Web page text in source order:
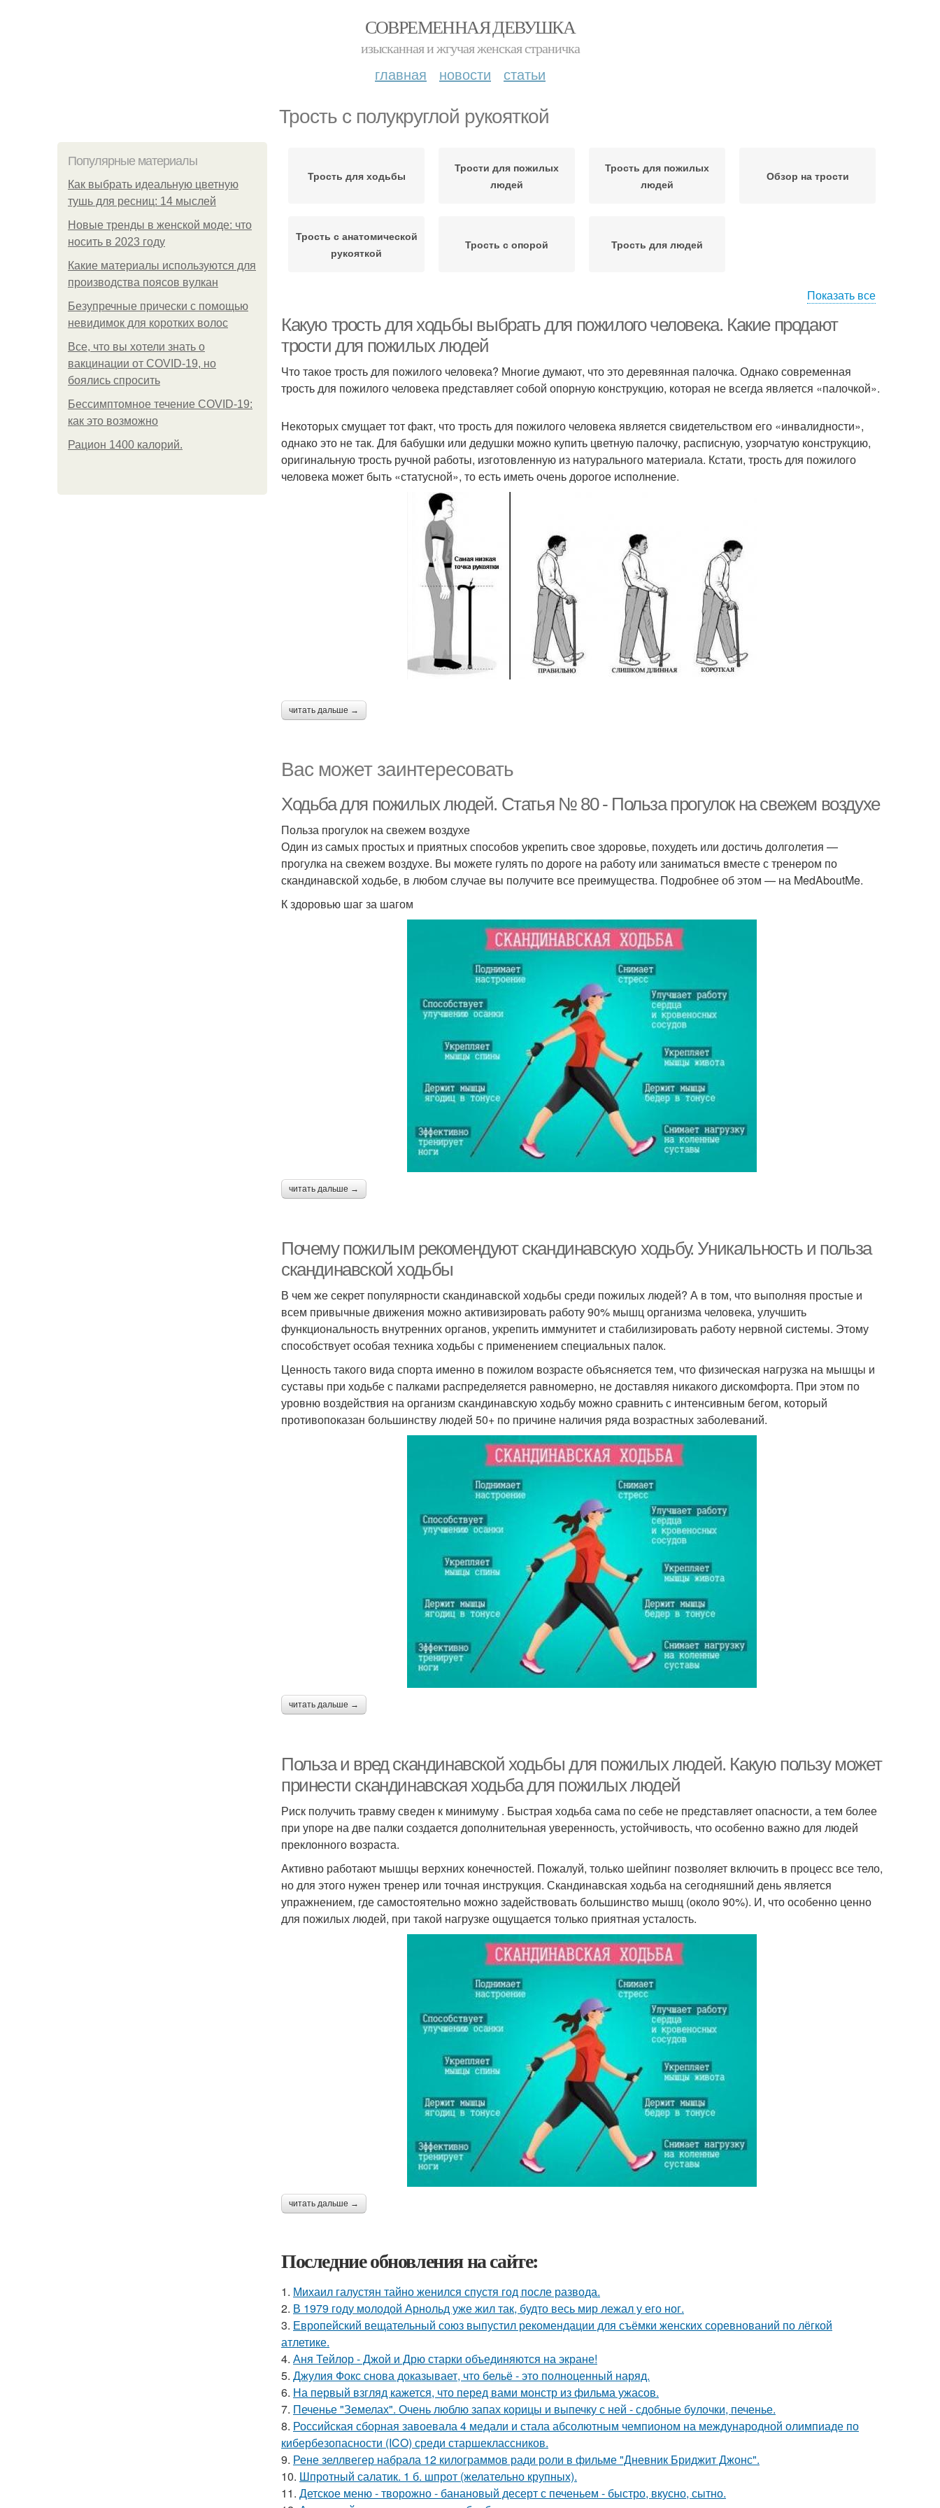
СОВРЕМЕННАЯ ДЕВУШКА
изысканная и жгучая женская страничка
главная новости статьи
Трость с полукруглой рукояткой
Популярные материалы
Как выбрать идеальную цветную
тушь для ресниц: 14 мыслей
Новые тренды в женской моде: что
носить в 2023 году
Какие материалы используются для
производства поясов вулкан
Безупречные прически с помощью
невидимок для коротких волос
Все, что вы хотели знать о
вакцинации от COVID-19, но
боялись спросить
Бессимптомное течение COVID-19:
как это возможно
Рацион 1400 калорий.
Трость для ходьбы
Трости для пожилых
людей
Трость для пожилых
людей
Обзор на трости
Трость с анатомической
рукояткой
Трость с опорой Трость для людей
Показать все
Какую трость для ходьбы выбрать для пожилого человека. Какие продают
трости для пожилых людей
Что такое трость для пожилого человека? Многие думают, что это деревянная палочка. Однако современная
трость для пожилого человека представляет собой опорную конструкцию, которая не всегда является «палочкой».
Некоторых смущает тот факт, что трость для пожилого человека является свидетельством его «инвалидности»,
однако это не так. Для бабушки или дедушки можно купить цветную палочку, расписную, узорчатую конструкцию,
оригинальную трость ручной работы, изготовленную из натурального материала. Кстати, трость для пожилого
человека может быть «статусной», то есть иметь очень дорогое исполнение.
читать дальше →
Вас может заинтересовать
Ходьба для пожилых людей. Статья № 80 - Польза прогулок на свежем воздухе
Польза прогулок на свежем воздухе
Один из самых простых и приятных способов укрепить свое здоровье, похудеть или достичь долголетия —
прогулка на свежем воздухе. Вы можете гулять по дороге на работу или заниматься вместе с тренером по
скандинавской ходьбе, в любом случае вы получите все преимущества. Подробнее об этом — на MedAboutMe.
К здоровью шаг за шагом
читать дальше →
Почему пожилым рекомендуют скандинавскую ходьбу. Уникальность и польза
скандинавской ходьбы
В чем же секрет популярности скандинавской ходьбы среди пожилых людей? А в том, что выполняя простые и
всем привычные движения можно активизировать работу 90% мышц организма человека, улучшить
функциональность внутренних органов, укрепить иммунитет и стабилизировать работу нервной системы. Этому
способствует особая техника ходьбы с применением специальных палок.
Ценность такого вида спорта именно в пожилом возрасте объясняется тем, что физическая нагрузка на мышцы и
суставы при ходьбе с палками распределяется равномерно, не доставляя никакого дискомфорта. При этом по
уровню воздействия на организм скандинавскую ходьбу можно сравнить с интенсивным бегом, который
противопоказан большинству людей 50+ по причине наличия ряда возрастных заболеваний.
читать дальше →
Польза и вред скандинавской ходьбы для пожилых людей. Какую пользу может
принести скандинавская ходьба для пожилых людей
Риск получить травму сведен к минимуму . Быстрая ходьба сама по себе не представляет опасности, а тем более
при упоре на две палки создается дополнительная уверенность, устойчивость, что особенно важно для людей
преклонного возраста.
Активно работают мышцы верхних конечностей. Пожалуй, только шейпинг позволяет включить в процесс все тело,
но для этого нужен тренер или точная инструкция. Скандинавская ходьба на сегодняшний день является
упражнением, где самостоятельно можно задействовать большинство мышц (около 90%). И, что особенно ценно
для пожилых людей, при такой нагрузке ощущается только приятная усталость.
читать дальше →
Последние обновления на сайте:
1. Михаил галустян тайно женился спустя год после развода.
2. В 1979 году молодой Арнольд уже жил так, будто весь мир лежал у его ног.
3. Европейский вещательный союз выпустил рекомендации для съёмки женских соревнований по лёгкой
атлетике.
4. Аня Тейлор - Джой и Дрю старки объединяются на экране!
5. Джулия Фокс снова доказывает, что бельё - это полноценный наряд.
6. На первый взгляд кажется, что перед вами монстр из фильма ужасов.
7. Печенье "Земелах". Очень люблю запах корицы и выпечку с ней - сдобные булочки, печенье.
8. Российская сборная завоевала 4 медали и стала абсолютным чемпионом на международной олимпиаде по
кибербезопасности (ICO) среди старшеклассников.
9. Рене зеллвегер набрала 12 килограммов ради роли в фильме "Дневник Бриджит Джонс".
10. Шпротный салатик. 1 б. шпрот (желательно крупных).
11. Детское меню - творожно - банановый десерт с печеньем - быстро, вкусно, сытно.